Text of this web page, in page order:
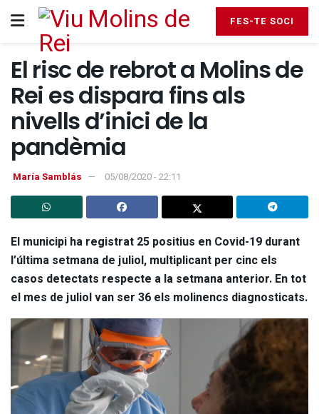
FES-TE SOCI
El risc de rebrot a Molins de
Rei es dispara fins als
nivells d’inici de la
pandèmia
María Samblás 05/08/2020 - 22:11
El municipi ha registrat 25 positius en Covid-19 durant
l’última setmana de juliol, multiplicant per cinc els
casos detectats respecte a la setmana anterior. En tot
el mes de juliol van ser 36 els molinencs diagnosticats.